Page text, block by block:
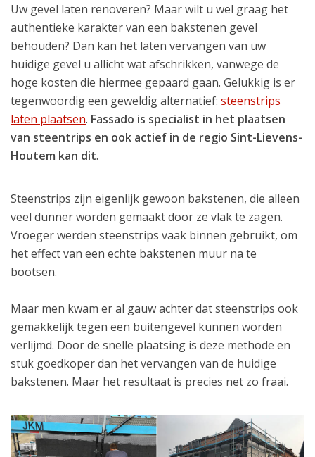
Uw gevel laten renoveren? Maar wilt u wel graag het
authentieke karakter van een bakstenen gevel
behouden? Dan kan het laten vervangen van uw
huidige gevel u allicht wat afschrikken, vanwege de
hoge kosten die hiermee gepaard gaan. Gelukkig is er
tegenwoordig een geweldig alternatief: steenstrips
laten plaatsen. Fassado is specialist in het plaatsen
van steentrips en ook actief in de regio Sint-Lievens-
Houtem kan dit.
Steenstrips zijn eigenlijk gewoon bakstenen, die alleen
veel dunner worden gemaakt door ze vlak te zagen.
Vroeger werden steenstrips vaak binnen gebruikt, om
het effect van een echte bakstenen muur na te
bootsen.
Maar men kwam er al gauw achter dat steenstrips ook
gemakkelijk tegen een buitengevel kunnen worden
verlijmd. Door de snelle plaatsing is deze methode en
stuk goedkoper dan het vervangen van de huidige
bakstenen. Maar het resultaat is precies net zo fraai.